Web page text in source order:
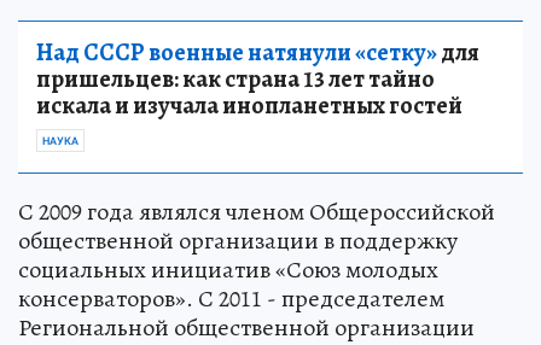
Над СССР военные натянули «сетку»для
пришельцев: как страна 13 лет тайно
искала и изучала инопланетных гостей
НАУКА
С 2009 года являлся членом Общероссийской
общественной организации в поддержку
социальных инициатив «Союз молодых
консерваторов». С 2011 - председателем
Региональной общественной организации